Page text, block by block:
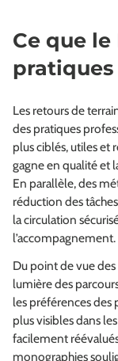
Ce que
pratiques
Les retours de
des pratiques
plus ciblés, utiles et
gagne en qualité et
En parallèle, des
réduction des
la circulation
l’accompagnement.
Du point de vue
lumière des
les préférences
plus visibles dans
facilement
monographies